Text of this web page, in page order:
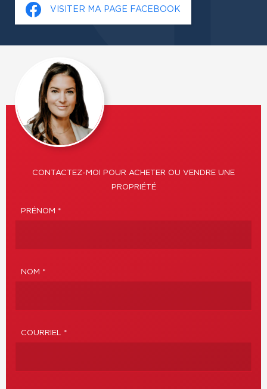
VISITER MA PAGE FACEBOOK
CONTACTEZ-MOI POUR ACHETER OU VENDRE UNE
PROPRIÉTÉ
PRÉNOM *
NOM *
COURRIEL *